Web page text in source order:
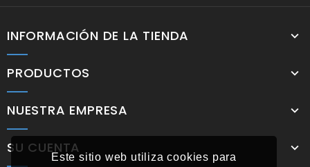
Este sitio web utiliza cookies para
INFORMACIÓN DE LA TIENDA
PRODUCTOS
NUESTRA EMPRESA
SU CUENTA